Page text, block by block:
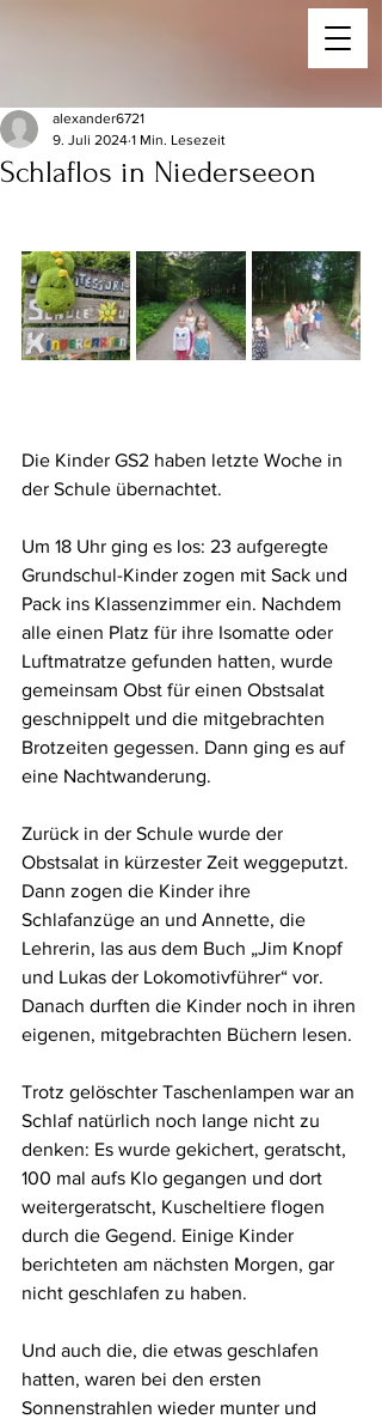
Schlaflos in Niederseeon
alexander6721
9. Juli 2024 1 Min. Lesezeit
Die Kinder GS2 haben letzte Woche in
der Schule übernachtet.
Um 18 Uhr ging es los: 23 aufgeregte
Grundschul-Kinder zogen mit Sack und
Pack ins Klassenzimmer ein. Nachdem
alle einen Platz für ihre Isomatte oder
Luftmatratze gefunden hatten, wurde
gemeinsam Obst für einen Obstsalat
geschnippelt und die mitgebrachten
Brotzeiten gegessen. Dann ging es auf
eine Nachtwanderung.
Zurück in der Schule wurde der
Obstsalat in kürzester Zeit weggeputzt.
Dann zogen die Kinder ihre
Schlafanzüge an und Annette, die
Lehrerin, las aus dem Buch „Jim Knopf
und Lukas der Lokomotivführer“ vor.
Danach durften die Kinder noch in ihren
eigenen, mitgebrachten Büchern lesen.
Trotz gelöschter Taschenlampen war an
Schlaf natürlich noch lange nicht zu
denken: Es wurde gekichert, geratscht,
100 mal aufs Klo gegangen und dort
weitergeratscht, Kuscheltiere flogen
durch die Gegend. Einige Kinder
berichteten am nächsten Morgen, gar
nicht geschlafen zu haben.
Und auch die, die etwas geschlafen
hatten, waren bei den ersten
Sonnenstrahlen wieder munter und